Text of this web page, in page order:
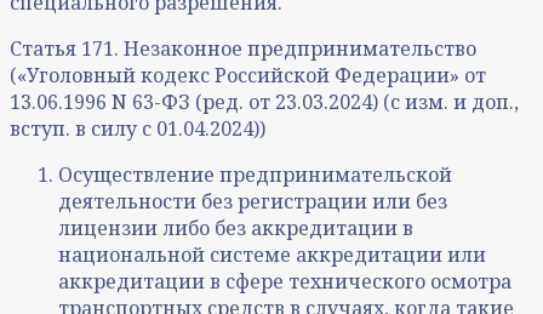
Статья 171. Незаконное предпринимательство
(«Уголовный кодекс Российской Федерации» от
13.06.1996 N 63-ФЗ (ред. от 23.03.2024) (с изм. и доп.,
вступ. в силу с 01.04.2024))
Осуществление предпринимательской
деятельности без регистрации или без
лицензии либо без аккредитации в
национальной системе аккредитации или
аккредитации в сфере технического осмотра
транспортных средств в случаях, когда такие